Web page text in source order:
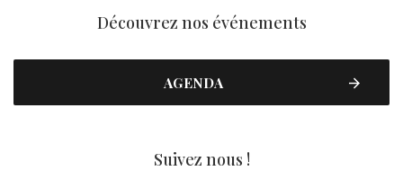
Découvrez nos événements
AGENDA
Suivez nous !